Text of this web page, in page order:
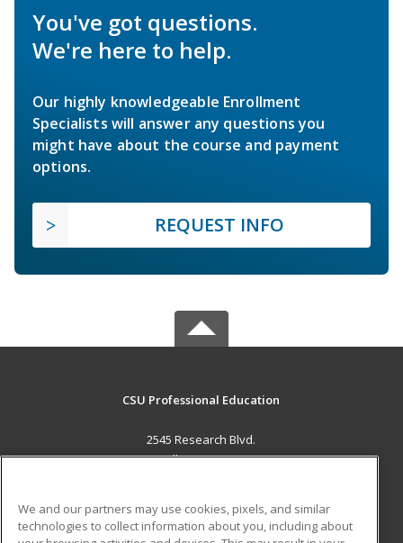
You've got questions.
We're here to help.
Our highly knowledgeable Enrollment
Specialists will answer any questions you
might have about the course and payment
options.
REQUEST INFO
CSU Professional Education
2545 Research Blvd.
Fort Collins, CO 80526 US
Career Training
We and our partners may use cookies, pixels, and similar
technologies to collect information about you, including about